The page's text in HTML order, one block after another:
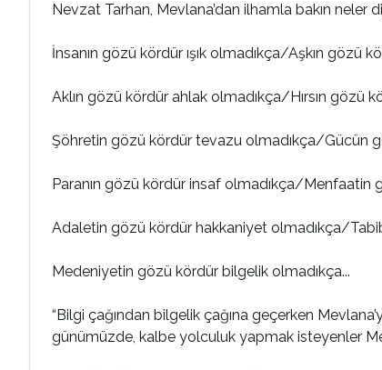
Nevzat Tarhan, Mevlana’dan ilhamla bakın neler
İnsanın gözü kördür ışık olmadıkça/Aşkın gözü
Aklın gözü kördür ahlak olmadıkça/Hırsın gözü
Şöhretin gözü kördür tevazu olmadıkça/Gücün
Paranın gözü kördür insaf olmadıkça/
Adaletin gözü kördür hakkaniyet olmadıkça/
Medeniyetin gözü kördür bilgelik olmadıkça...
“Bilgi çağından bilgelik çağına geçerken
günümüzde, kalbe yolculuk yapmak isteyenler